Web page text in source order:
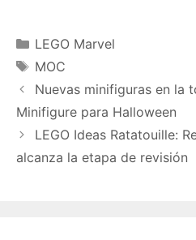
Categories
LEGO Marvel
Tags
MOC
Nuevas minifiguras en la
Minifigure para Halloween
LEGO Ideas Ratatouille:
alcanza la etapa de revisión